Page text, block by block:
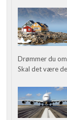
Drømmer du
Skal det være